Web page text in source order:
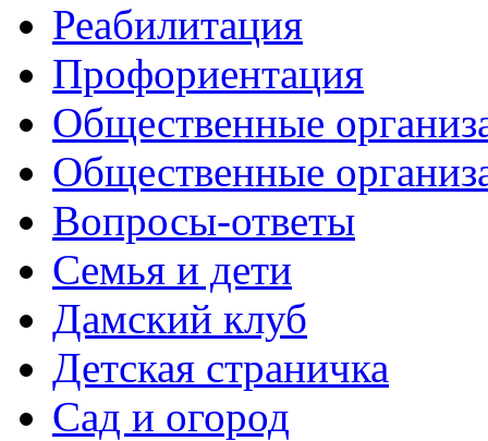
Реабилитация
Профориентация
Общественные
Общественные
Вопросы-ответы
Семья и дети
Дамский клуб
Детская страничка
Сад и огород